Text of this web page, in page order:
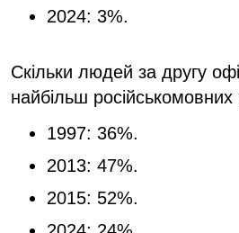
2024: 3%.
Скільки людей за другу
найбільш російськомовних
1997: 36%.
2013: 47%.
2015: 52%.